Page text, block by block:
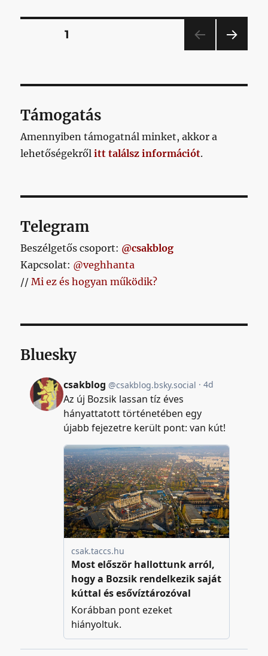
meg
hogy
című
bejegyzéshez
Bejegyzések
OLDAL1
OLD
Támogatás
Amennyiben támogatnál minket, akkor a
lehetőségekrőlitt találsz információt.
Telegram
Beszélgetős csoport: @csakblog
Kapcsolat: @veghhanta
//Mi ez és hogyan működik?
Bluesky